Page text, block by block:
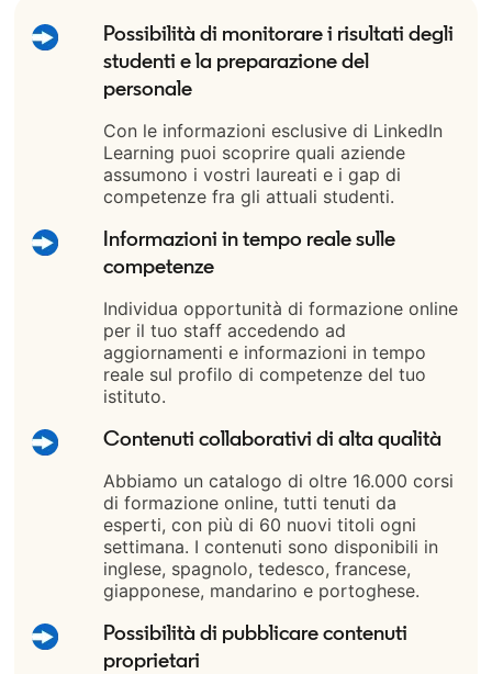
Possibilità di monitorare i risultati degli
studenti e la preparazione del
personale
Con le informazioni esclusive di LinkedIn
Learning puoi scoprire quali aziende
assumono i vostri laureati e i gap di
competenze fra gli attuali studenti.
Informazioni in tempo reale sulle
competenze
Individua opportunità di formazione online
per il tuo staff accedendo ad
aggiornamenti e informazioni in tempo
reale sul profilo di competenze del tuo
istituto.
Contenuti collaborativi di alta qualità
Abbiamo un catalogo di oltre 16.000 corsi
di formazione online, tutti tenuti da
esperti, con più di 60 nuovi titoli ogni
settimana. I contenuti sono disponibili in
inglese, spagnolo, tedesco, francese,
giapponese, mandarino e portoghese.
Possibilità di pubblicare contenuti
proprietari